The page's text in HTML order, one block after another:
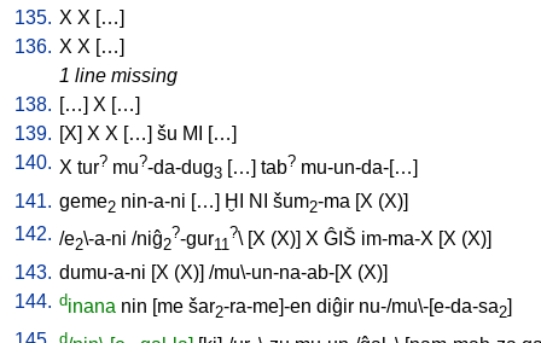
135. X X […]
136. X X […]
1 line missing
138. […] X […]
139. [X] X X […] šu MI […]
140. X tur? mu?-da-dug3 […] tab? mu-un-da-[…]
141. geme2 nin-a-ni […] ḪI NI šum2-ma [X (X)]
142. /e2\-a-ni /niĝ2
?-gur11
?\ [X (X)] X ĜIŠ im-ma-X [X (X)]
143. dumu-a-ni [X (X)] /mu\-un-na-ab-[X (X)]
144. dinana nin [me šar2-ra-me]-en diĝir nu-/mu\-[e-da-sa2]
d